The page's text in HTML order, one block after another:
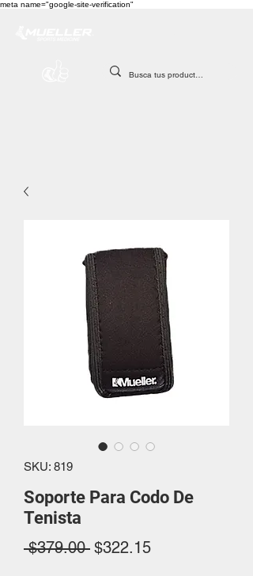
meta name="google-site-verification"
SKU: 819
Soporte Para Codo De
Tenista
$379.00 Precio
$322.15Precio